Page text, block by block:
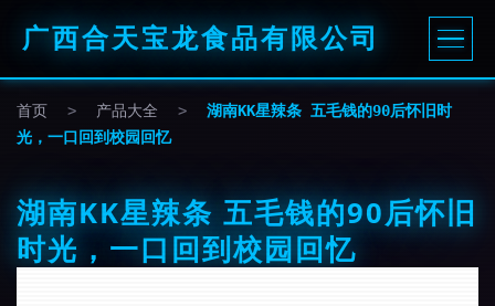
广西合天宝龙食品有限公司
首页 > 产品大全 >
湖南KK星辣条 五毛钱的90后怀旧时
光，一口回到校园回忆
湖南KK星辣条 五毛钱的90后怀旧
时光，一口回到校园回忆